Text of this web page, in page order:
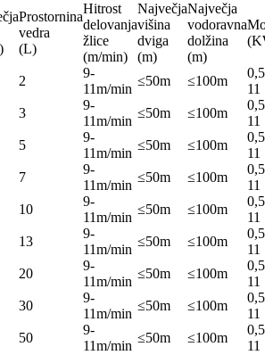
Prostornina
vedra
(L)
Hitrost
delovanja
žlice
(m/min)
Največja
višina
dviga
(m)
Največja
vodoravna
dolžina
(m)
2
9-
11m/min
≤50m ≤100m
11
3
9-
11m/min
≤50m ≤100m
11
5
9-
11m/min
≤50m ≤100m
11
7
9-
11m/min
≤50m ≤100m
11
10
9-
11m/min
≤50m ≤100m
11
13
9-
11m/min
≤50m ≤100m
11
20
9-
11m/min
≤50m ≤100m
11
30
9-
11m/min
≤50m ≤100m
11
50
9-
11m/min
≤50m ≤100m
11